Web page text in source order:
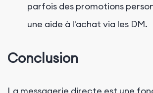
parfois des promotions
une aide à l'achat via les DM.
Conclusion